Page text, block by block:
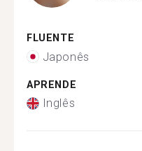
FLUENTE
Japonês
APRENDE
Inglês